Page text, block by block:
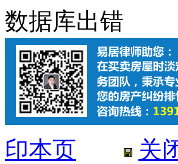
数据库出错
印本页
关